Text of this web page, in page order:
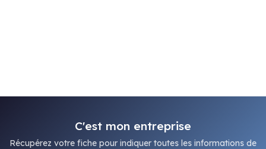
C'est mon entreprise
Récupérez votre fiche pour indiquer toutes les informations de